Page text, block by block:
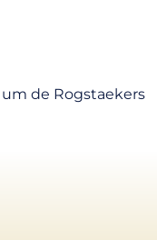
de Rogstaekers